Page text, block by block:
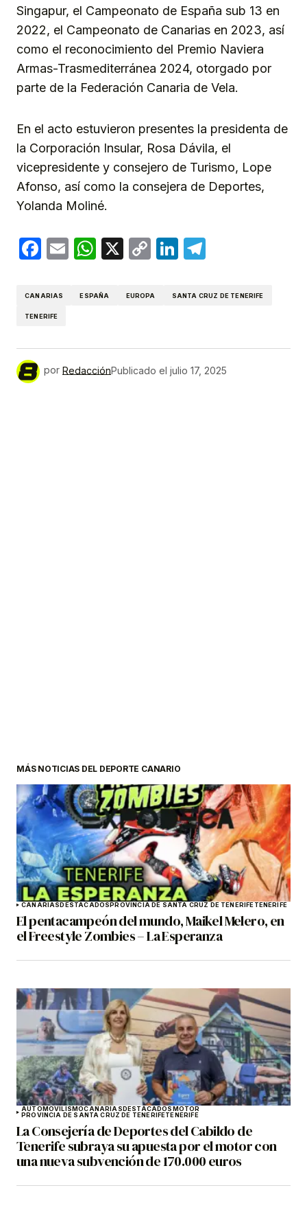
Singapur, el Campeonato de España sub 13 en
2022, el Campeonato de Canarias en 2023, así
como el reconocimiento del Premio Naviera
Armas-Trasmediterránea 2024, otorgado por
parte de la Federación Canaria de Vela.
En el acto estuvieron presentes la presidenta de
la Corporación Insular, Rosa Dávila, el
vicepresidente y consejero de Turismo, Lope
Afonso, así como la consejera de Deportes,
Yolanda Moliné.
Facebook
EmailWhatsApp
X
CopyLinkedIn
CANARIAS ESPAÑA EUROPA SANTA CRUZ DE TENERIFE
TENERIFE
por RedacciónPublicado el julio 17, 2025
MÁS NOTICIAS DEL DEPORTE CANARIO
CANARIASDESTACADOSPROVINCIA DE SANTA CRUZ DE TENERIFETENERIFE
El pentacampeón del mundo, Maikel Melero, en
el Freestyle Zombies – La Esperanza
AUTOMOVILISMOCANARIASDESTACADOSMOTOR
PROVINCIA DE SANTA CRUZ DE TENERIFETENERIFE
La Consejería de Deportes del Cabildo de
Tenerife subraya su apuesta por el motor con
una nueva subvención de 170.000 euros